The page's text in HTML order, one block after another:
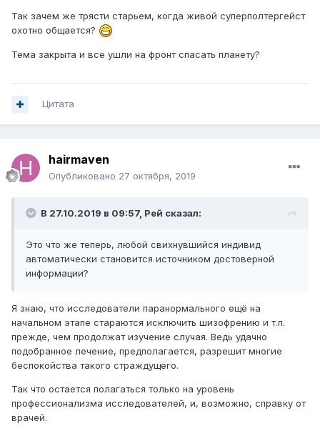
нужна!» Другие науки вообще не знают, говорят, нам
науки не нужны”. Не знаю, добавляет И. Л., все они
такие, или может быть есть еще другие, которые все
поезде, в гостях и т.д. Между ними развернулась
непримиримая война и в этой войне Иван Леонтьевич не
институт космических исследований АН СССР, в
Центральное телевидение, в политотдел кемеровского
христианской церкви, стремясь привлечь общественное
внимание к страшной, фашистской, как он ее называл,
копия истории Марти Коски. Прежде всего, и у того и у
другого контрагенты вначале представились агентами
из милиции (полиции), весьма схожи воздейс-
отклонениям в здоровье, схожа и оценка ситуации,
желание предупредить человечество о возникновении
каких-то внешних источников, желающих подчинить
себе волю людей. И в Канаде и в Сибири эти попытки
оказались тщетными главным образом потому, что и
приписываются не тем, кто проводит полтергейсты, а
совсем другим, но тоже довольно зловещим
ведомствам.
Так зачем же трясти старьем, когда живой суперполтергейст
охотно общается?
Тема закрыта и все ушли на фронт спасать планету?
Цитата
hairmaven
Опубликовано 27 октября, 2019
В 27.10.2019 в 09:57, Рей сказал:
Это что же теперь, любой свихнувшийся индивид
автоматически становится источником достоверной
информации?
Я знаю, что исследователи паранормального ещё на
начальном этапе стараются исключить шизофрению и т.п.
прежде, чем продолжат изучение случая. Ведь удачно
подобранное лечение, предполагается, разрешит многие
беспокойства такого страждущего.
Так что остается полагаться только на уровень
профессионализма исследователей, и, возможно, справку от
врачей.